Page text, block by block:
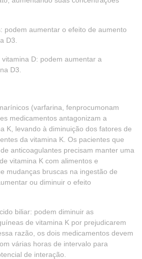
podem aumentar o efeito de aumento
D3.
D: podem aumentar a
D3.
(varfarina, fenprocumonam
medicamentos antagonizam a
K, levando à diminuição dos fatores de
da vitamina K. Os pacientes que
anticoagulantes precisam manter uma
vitamina K com alimentos e
mudanças bruscas na ingestão de
ou diminuir o efeito
biliar: podem diminuir as
de vitamina K por prejudicarem
razão, os dois medicamentos devem
várias horas de intervalo para
de interação.